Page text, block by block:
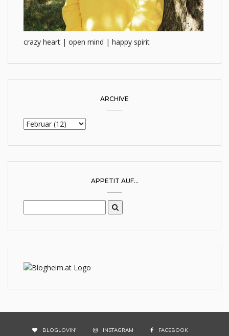
crazy heart | open mind | happy spirit
ARCHIVE
APPETIT AUF...
BLOGLOVIN' INSTAGRAM FACEBOOK